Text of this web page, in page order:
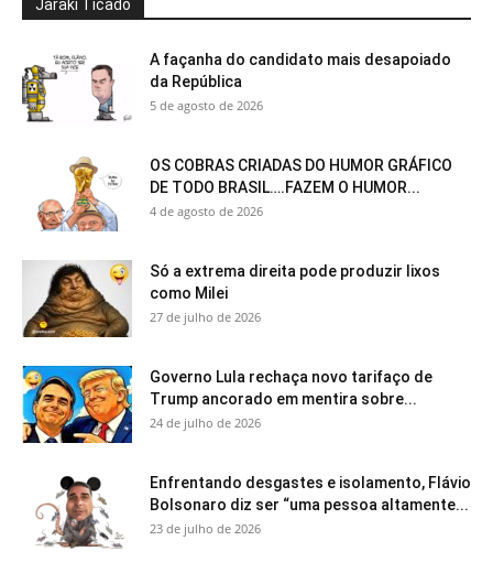
Jaraki Ticado
A façanha do candidato mais desapoiado
da República
5 de agosto de 2026
OS COBRAS CRIADAS DO HUMOR GRÁFICO
DE TODO BRASIL….FAZEM O HUMOR...
4 de agosto de 2026
Só a extrema direita pode produzir lixos
como Milei
27 de julho de 2026
Governo Lula rechaça novo tarifaço de
Trump ancorado em mentira sobre...
24 de julho de 2026
Enfrentando desgastes e isolamento, Flávio
Bolsonaro diz ser “uma pessoa altamente...
23 de julho de 2026